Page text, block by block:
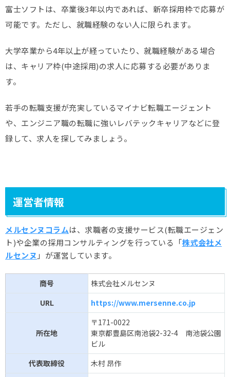
富士ソフトは、卒業後3年以内であれば、新卒採用枠で応募が
可能です。ただし、就職経験のない人に限られます。
大学卒業から4年以上が経っていたり、就職経験がある場合
は、キャリア枠(中途採用)の求人に応募する必要がありま
す。
若手の転職支援が充実しているマイナビ転職エージェント
や、エンジニア職の転職に強いレバテックキャリアなどに登
録して、求人を探してみましょう。
運営者情報
メルセンヌコラムは、求職者の支援サービス(転職エージェン
ト)や企業の採用コンサルティングを行っている「株式会社メ
ルセンヌ 」が運営しています。
商号
株式会社メルセンヌ
URL
https://www.mersenne.co.jp
所在地
〒171-0022
東京都豊島区南池袋2-32-4 南池袋公園
ビル
代表取締役
木村 昂作